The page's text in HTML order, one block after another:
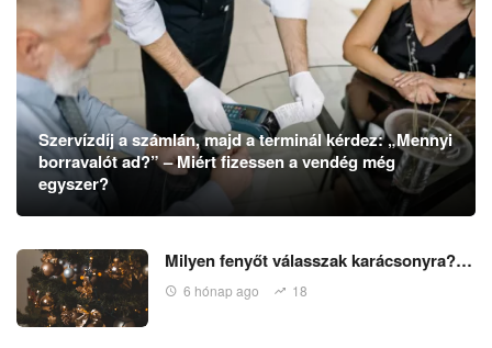
Szervízdíj a számlán, majd a terminál kérdez: „Mennyi
borravalót ad?” – Miért fizessen a vendég még
egyszer?
Milyen fenyőt válasszak karácsonyra?…
6 hónap ago 18